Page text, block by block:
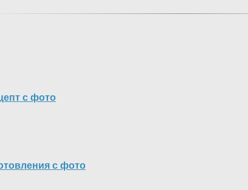
с фото
с фото